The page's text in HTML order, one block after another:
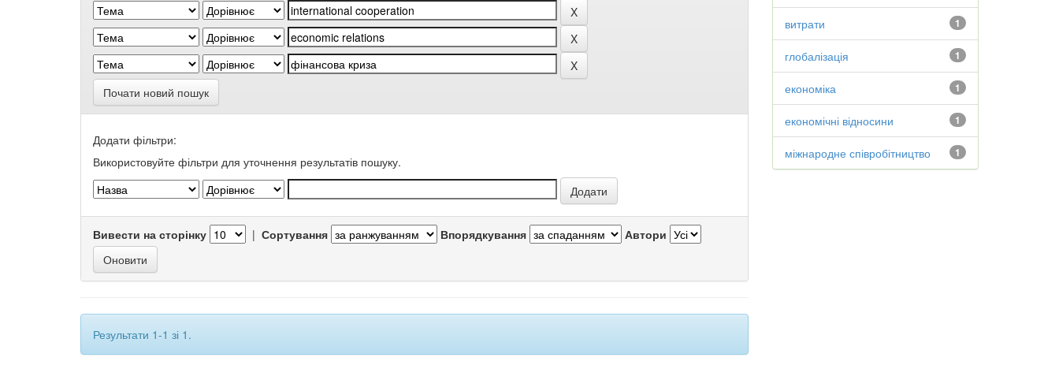
Почати новий пошук
Додати фільтри:
Використовуйте фільтри для уточнення результатів пошуку.
Вивести на сторінку | Сортування Впорядкування Автори
Результати 1-1 зі 1.
1
витрати
1
глобалізація
1
економіка
1
економічні відносини
1
міжнародне співробітництво